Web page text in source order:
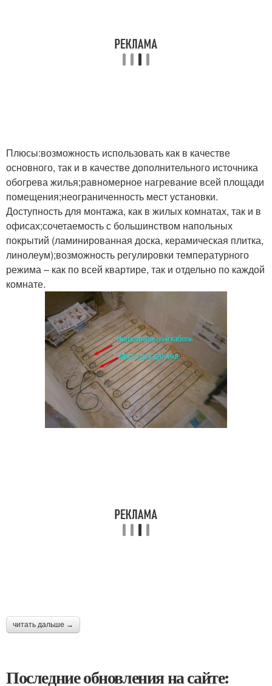
Плюсы:возможность использовать как в качестве
основного, так и в качестве дополнительного источника
обогрева жилья;равномерное нагревание всей площади
помещения;неограниченность мест установки.
Доступность для монтажа, как в жилых комнатах, так и в
офисах;сочетаемость с большинством напольных
покрытий (ламинированная доска, керамическая плитка,
линолеум);возможность регулировки температурного
режима – как по всей квартире, так и отдельно по каждой
комнате.
читать дальше →
Последние обновления на сайте: